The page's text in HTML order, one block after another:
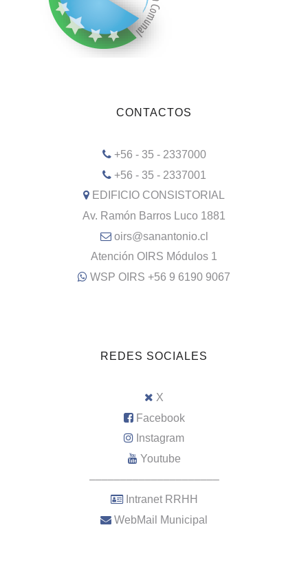
CONTACTOS
+56 - 35 - 2337000
+56 - 35 - 2337001
EDIFICIO CONSISTORIAL
Av. Ramón Barros Luco 1881
oirs@sanantonio.cl
Atención OIRS Módulos 1
WSP OIRS +56 9 6190 9067
REDES SOCIALES
X
Facebook
Instagram
Youtube
–––––––––––––––––––––
Intranet RRHH
WebMail Municipal